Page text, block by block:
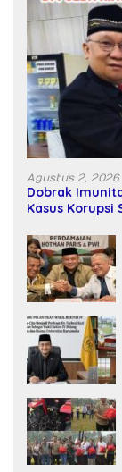
Agustus 2, 2026
Dobrak
Kasus Korupsi